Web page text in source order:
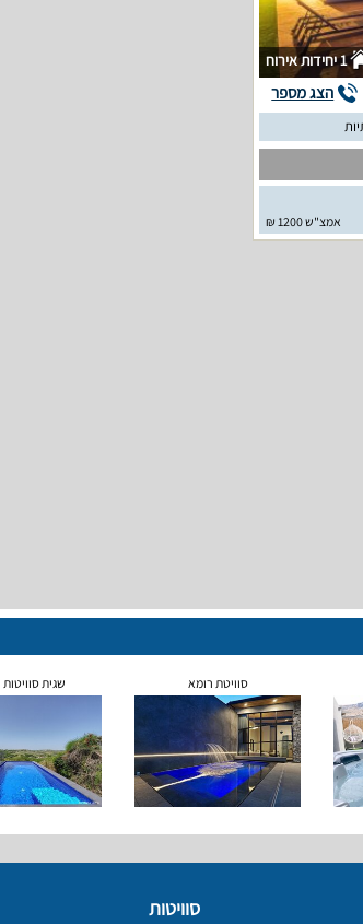
1 יחידות אירוח
הצג מספר
אמצ"ש 1200 ₪
סוויטת רומא שגית
סוויטות